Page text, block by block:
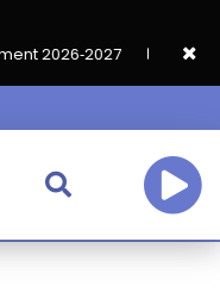
Grand café de